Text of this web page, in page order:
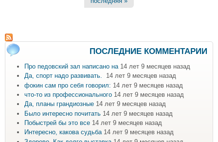
ПОСЛЕДНИЕ КОММЕНТАРИИ
Про педовский зал написано на 14 лет 9 месяцев назад
Да, спорт надо развивать.
14 лет 9 месяцев назад
фокин сам про себя говорил: 14 лет 9 месяцев назад
что-то из профессионального 14 лет 9 месяцев назад
Да, планы грандиозные 14 лет 9 месяцев назад
Было интересно почитать 14 лет 9 месяцев назад
Побыстрей бы это все 14 лет 9 месяцев назад
Интересно, какова судьба 14 лет 9 месяцев назад